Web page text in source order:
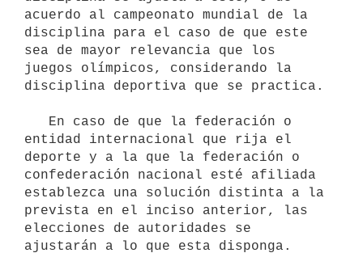
acuerdo al campeonato mundial de la
disciplina para el caso de que este
sea de mayor relevancia que los
juegos olímpicos, considerando la
disciplina deportiva que se practica.
entidad internacional que rija el
deporte y a la que la federación o
confederación nacional esté afiliada
establezca una solución distinta a la
prevista en el inciso anterior, las
elecciones de autoridades se